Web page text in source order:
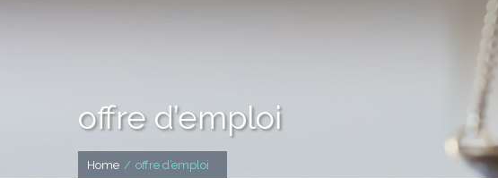
offre d’emploi
Home / offre d’emploi